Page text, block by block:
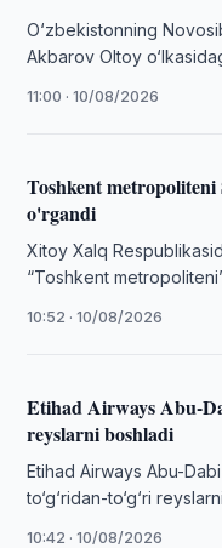
O‘zbekistonning
Akbarov Oltoy
11:00 · 10/08/2026
Toshkent
o'rgandi
Xitoy Xalq
“Toshkent
10:52 · 10/08/2026
Etihad Airways Abu-
reyslarni boshladi
Etihad Airways Abu-
to‘g‘ridan-to‘g‘ri
10:42 · 10/08/2026